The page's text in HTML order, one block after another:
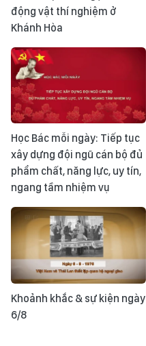
động vật thí nghiệm ở
Khánh Hòa
Học Bác mỗi ngày: Tiếp tục
xây dựng đội ngũ cán bộ đủ
phẩm chất, năng lực, uy tín,
ngang tầm nhiệm vụ
Khoảnh khắc & sự kiện ngày
6/8